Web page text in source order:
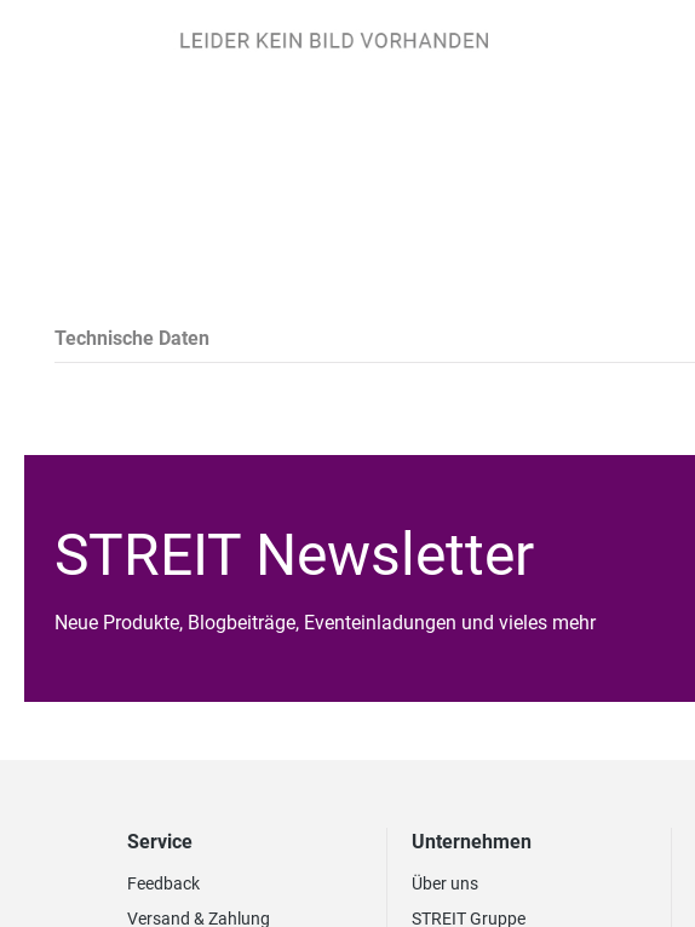
Technische Daten
STREIT Newsletter
Neue Produkte, Blogbeiträge, Eventeinladungen und vieles mehr
Service
Feedback
Versand & Zahlung
Unternehmen
Über uns
STREIT Gruppe